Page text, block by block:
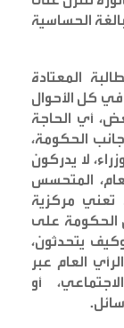
الحساسية
المعتادة
في كل الأحوال
أي الحاجة
الحكومة،
لا يدركون
المتحسس
تعني مركزية
الحكومة على
يتحدثون،
العام عبر
أو
.